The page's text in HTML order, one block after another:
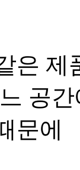
은 제
공
문에